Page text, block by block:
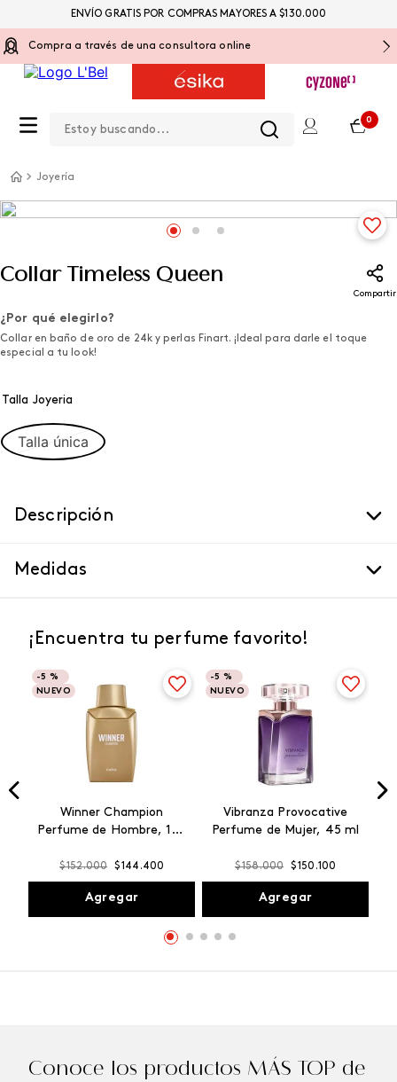
Compra a través de una consultora online
0
ENVÍO GRATIS POR COMPRAS MAYORES A $130.000
Joyería
Collar Timeless Queen
Compartir
¿Por qué elegirlo?
Collar en baño de oro de 24k y perlas Finart. ¡Ideal para darle el toque
especial a tu look!
Talla Joyeria
Talla única
Descripción
Medidas
¡Encuentra tu perfume favorito!
-5 %
NUEVO
Winner Champion
Perfume de Hombre, 100
$152.000 $144 .400
Agregar
-5 %
NUEVO
Vibranza Provocative
Perfume de Mujer, 45 ml
$158.000 $150 .100
Agregar
Conoce los productos MÁS TOP de